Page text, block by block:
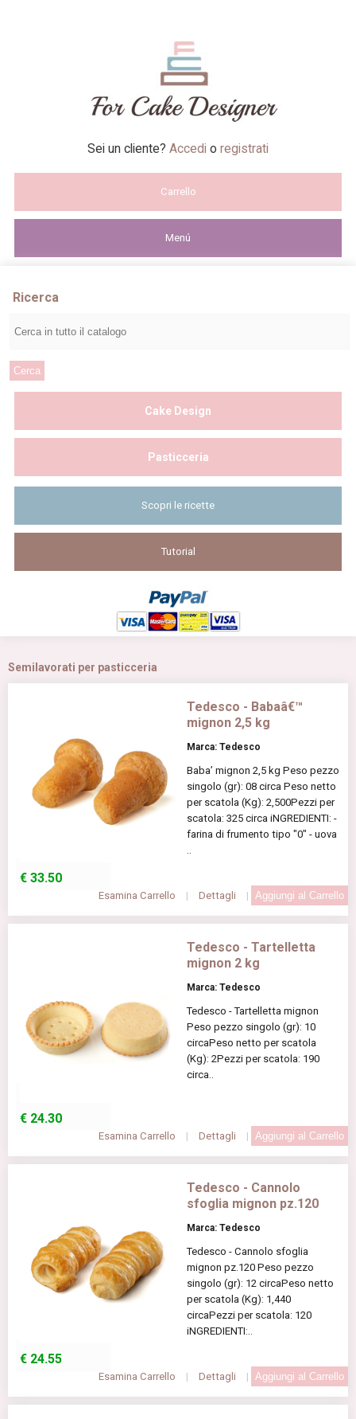
Sei un cliente? Accedi o registrati
Carrello
Menú
Ricerca
Cake Design
Pasticceria
Scopri le ricette
Tutorial
Semilavorati per pasticceria
Tedesco - Babaâ€™
mignon 2,5 kg
Marca: Tedesco
Baba’ mignon 2,5 kg Peso pezzo
singolo (gr): 08 circa Peso netto
per scatola (Kg): 2,500Pezzi per
scatola: 325 circa iNGREDIENTI: -
farina di frumento tipo "0" - uova
..
€ 33.50
Esamina Carrello | Dettagli |
Tedesco - Tartelletta
mignon 2 kg
Marca: Tedesco
Tedesco - Tartelletta mignon
Peso pezzo singolo (gr): 10
circaPeso netto per scatola
(Kg): 2Pezzi per scatola: 190
circa..
€ 24.30
Esamina Carrello | Dettagli |
Tedesco - Cannolo
sfoglia mignon pz.120
Marca: Tedesco
Tedesco - Cannolo sfoglia
mignon pz.120 Peso pezzo
singolo (gr): 12 circaPeso netto
per scatola (Kg): 1,440
circaPezzi per scatola: 120
iNGREDIENTI:..
€ 24.55
Esamina Carrello | Dettagli |